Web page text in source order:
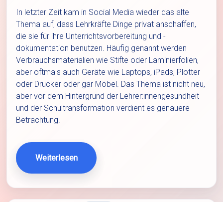
In letzter Zeit kam in Social Media wieder das alte
Thema auf, dass Lehrkräfte Dinge privat anschaffen,
die sie für ihre Unterrichtsvorbereitung und -
dokumentation benutzen. Häufig genannt werden
Verbrauchsmaterialien wie Stifte oder Laminierfolien,
aber oftmals auch Geräte wie Laptops, iPads, Plotter
oder Drucker oder gar Möbel. Das Thema ist nicht neu,
aber vor dem Hintergrund der Lehrer:innengesundheit
und der Schultransformation verdient es genauere
Betrachtung.
Weiterlesen